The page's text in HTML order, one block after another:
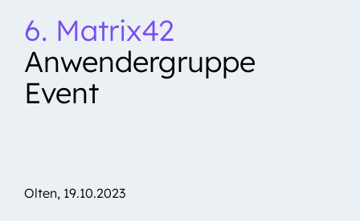
6. Matrix42
Anwendergruppe
Event
Olten, 19.10.2023
Kontakt